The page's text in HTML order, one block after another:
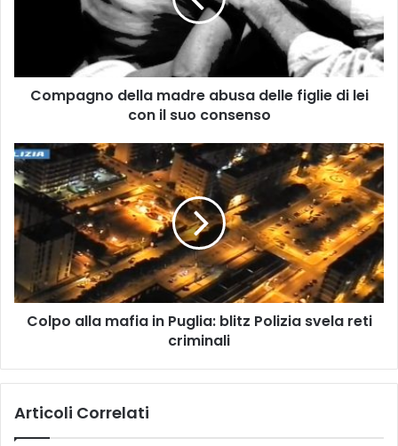
con
Compagno della madre abusa delle figlie di lei
con il suo consenso
Colpo
alla
mafia
Puglia:
blitz
Polizia
svela
reti
criminali
Colpo alla mafia in Puglia: blitz Polizia svela reti
criminali
Articoli Correlati